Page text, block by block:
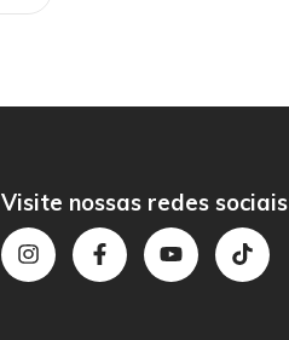
Visite nossas redes sociais